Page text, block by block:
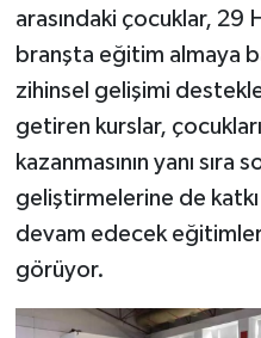
arasındaki çocuklar, 29
branşta eğitim almaya
zihinsel gelişimi
getiren kurslar,
kazanmasının yanı sıra
geliştirmelerine de
devam edecek
görüyor.